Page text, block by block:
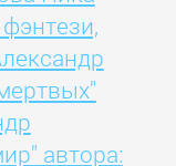
автора: